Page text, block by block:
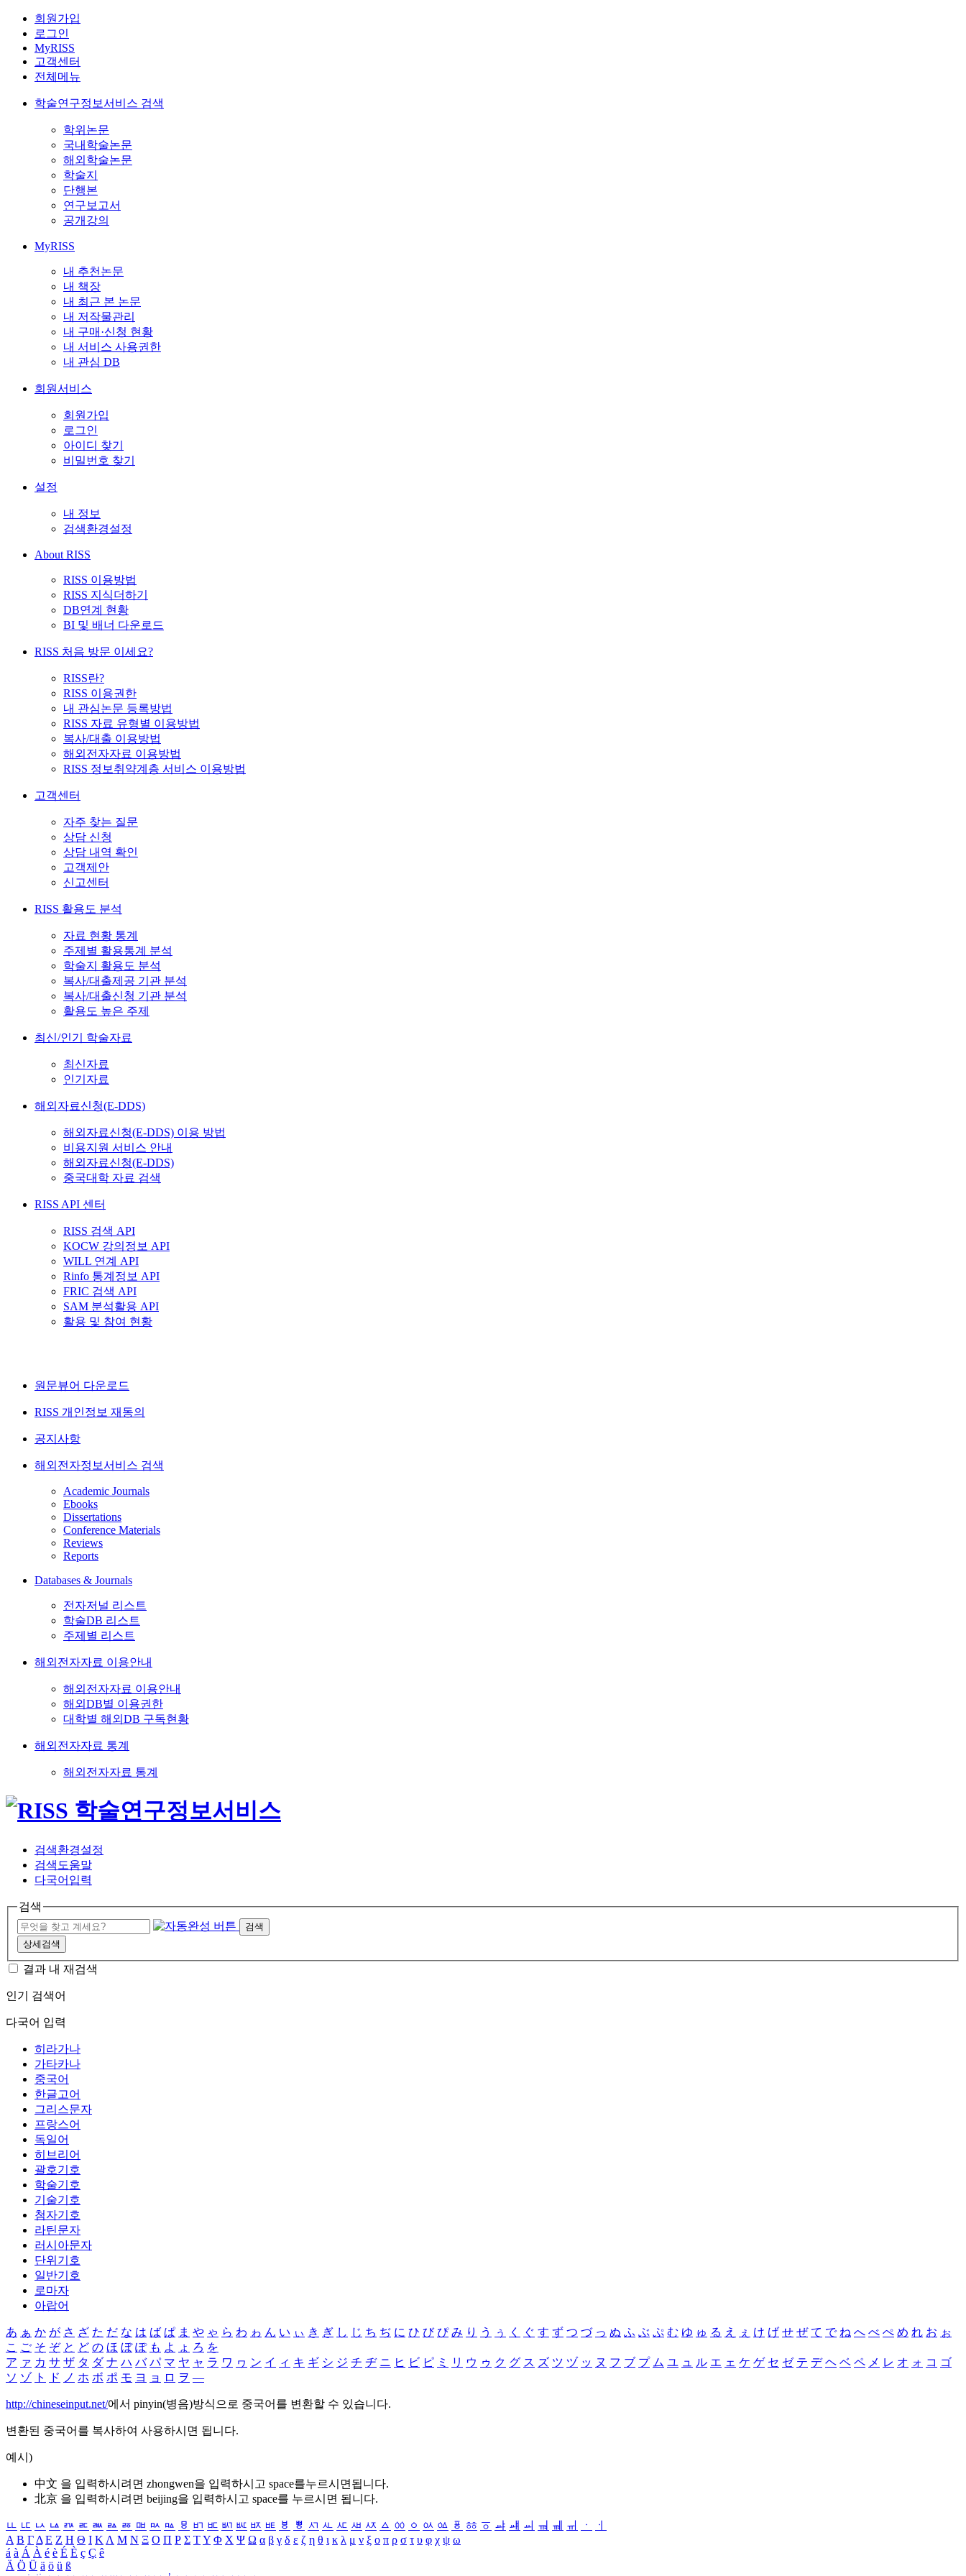
회원가입
로그인
MyRISS
고객센터
전체메뉴
학술연구정보서비스 검색
학위논문
국내학술논문
해외학술논문
학술지
단행본
연구보고서
공개강의
MyRISS
내 추천논문
내 책장
내 최근 본 논문
내 저작물관리
내 구매·신청 현황
내 서비스 사용권한
내 관심 DB
회원서비스
회원가입
로그인
아이디 찾기
비밀번호 찾기
설정
내 정보
검색환경설정
About RISS
RISS 이용방법
RISS 지식더하기
DB연계 현황
BI 및 배너 다운로드
RISS 처음 방문 이세요?
RISS란?
RISS 이용권한
내 관심논문 등록방법
RISS 자료 유형별 이용방법
복사/대출 이용방법
해외전자자료 이용방법
RISS 정보취약계층 서비스 이용방법
고객센터
자주 찾는 질문
상담 신청
상담 내역 확인
고객제안
신고센터
RISS 활용도 분석
자료 현황 통계
주제별 활용통계 분석
학술지 활용도 분석
복사/대출제공 기관 분석
복사/대출신청 기관 분석
활용도 높은 주제
최신/인기 학술자료
최신자료
인기자료
해외자료신청(E-DDS)
해외자료신청(E-DDS) 이용 방법
비용지원 서비스 안내
해외자료신청(E-DDS)
중국대학 자료 검색
RISS API 센터
RISS 검색 API
KOCW 강의정보 API
WILL 연계 API
Rinfo 통계정보 API
FRIC 검색 API
SAM 분석활용 API
활용 및 참여 현황
원문뷰어 다운로드
RISS 개인정보 재동의
공지사항
해외전자정보서비스 검색
Academic Journals
Ebooks
Dissertations
Conference Materials
Reviews
Reports
Databases & Journals
전자저널 리스트
학술DB 리스트
주제별 리스트
해외전자자료 이용안내
해외전자자료 이용안내
해외DB별 이용권한
대학별 해외DB 구독현황
해외전자자료 통계
해외전자자료 통계
검색환경설정
검색도움말
다국어입력
검색
검색
상세검색
결과 내 재검색
인기 검색어
다국어 입력
히라가나
가타카나
중국어
한글고어
그리스문자
프랑스어
독일어
히브리어
괄호기호
학술기호
기술기호
첨자기호
라틴문자
러시아문자
단위기호
일반기호
로마자
아랍어
あ ぁ か が さ ざ た だ な は ば ぱ ま や ゃ ら わ ゎ ん い ぃ き ぎ し じ ち ぢ に ひ び ぴ み り う ぅ く ぐ す ず つ づ っ ぬ ふ ぶ ぷ む ゆ ゅ る え ぇ け げ せ ぜ て で ね へ べ ぺ め れ お ぉ
こ ご そ ぞ と ど の ほ ぼ ぽ も よ ょ ろ を
ア ァ カ サ ザ タ ダ ナ ハ バ パ マ ヤ ャ ラ ワ ヮ ン イ ィ キ ギ シ ジ チ ヂ ニ ヒ ビ ピ ミ リ ウ ゥ ク グ ス ズ ツ ヅ ッ ヌ フ ブ プ ム ユ ュ ル エ ェ ケ ゲ セ ゼ テ デ ヘ ベ ペ メ レ オ ォ コ ゴ
ソ ゾ ト ド ノ ホ ボ ポ モ ヨ ョ ロ ヲ ―
http://chineseinput.net/에서 pinyin(병음)방식으로 중국어를 변환할 수 있습니다.
변환된 중국어를 복사하여 사용하시면 됩니다.
예시)
中文 을 입력하시려면 zhongwen을 입력하시고 space를누르시면됩니다.
北京 을 입력하시려면 beijing을 입력하시고 space를 누르시면 됩니다.
ㅥ ㅦ ㅧ ㅨ ㅩ ㅪ ㅫ ㅬ ㅭ ㅮ ㅯ ㅰ ㅱ ㅲ ㅳ ㅴ ㅵ ㅶ ㅷ ㅸ ㅹ ㅺ ㅻ ㅼ ㅽ ㅾ ㅿ ㆀ ㆁ ㆂ ㆃ ㆄ ㆅ ㆆ ㆇ ㆈ ㆉ ㆊ ㆋ ㆌ ㆍ
ㆎ
Α Β ΓΔ Ε Ζ Η Θ Ι ΚΛ Μ Ν Ξ Ο Π Ρ Σ ΤΥ Φ Χ Ψ Ω α β γ δ ε ζ η θ ι κ λ μ ν ξ ο π ρ σ τ υ φ χ ψ ω
á à Á À é è É È ç Ç ê
Ä Ö Ü ä ö ü ß